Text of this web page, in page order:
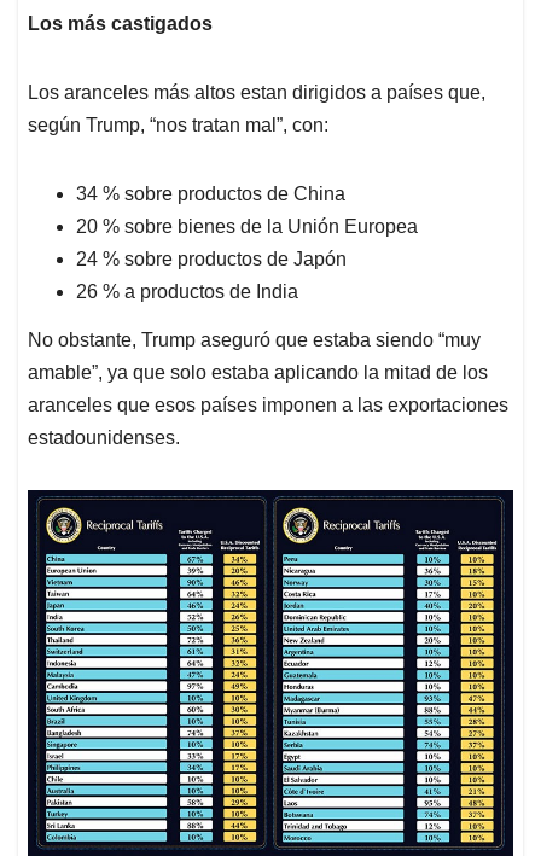
Los más castigados
Los aranceles más altos estan dirigidos a países que,
según Trump, “nos tratan mal”, con:
34 % sobre productos de China
20 % sobre bienes de la Unión Europea
24 % sobre productos de Japón
26 % a productos de India
No obstante, Trump aseguró que estaba siendo “muy
amable”, ya que solo estaba aplicando la mitad de los
aranceles que esos países imponen a las exportaciones
estadounidenses.